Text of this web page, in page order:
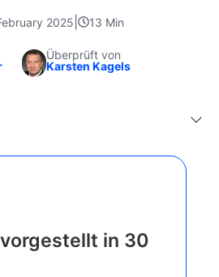
2025 13 Min
Überprüft von
Karsten Kagels
in 30